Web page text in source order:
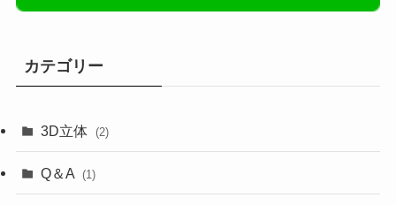
カテゴリー
3D立体 (2)
Q＆A (1)